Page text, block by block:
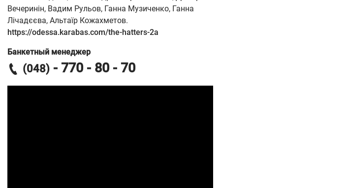
Вечеринін, Вадим Рульов, Ганна Музиченко, Ганна
Лічадєєва, Альтаїр Кожахметов.
https://odessa.karabas.com/the-hatters-2a
Банкетный менеджер
(048) - 770 - 80 - 70